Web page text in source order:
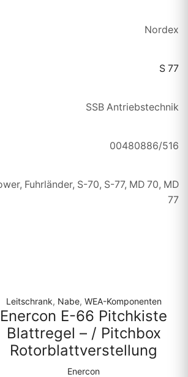
Nordex
S 77
SSB Antriebstechnik
00480886/516
Fuhrländer, S-70, S-77, MD 70, MD
77
Leitschrank, Nabe, WEA-Komponenten
Enercon E-66 Pitchkiste
Blattregel – / Pitchbox
Rotorblattverstellung
Enercon